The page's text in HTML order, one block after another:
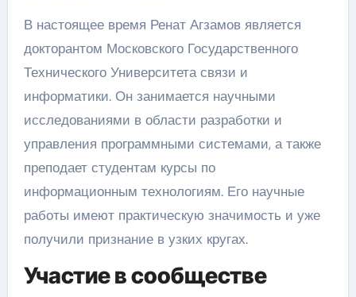
В настоящее время Ренат Агзамов является
докторантом Московского Государственного
Технического Университета связи и
информатики. Он занимается научными
исследованиями в области разработки и
управления программными системами, а также
преподает студентам курсы по
информационным технологиям. Его научные
работы имеют практическую значимость и уже
получили признание в узких кругах.
Участие в сообществе